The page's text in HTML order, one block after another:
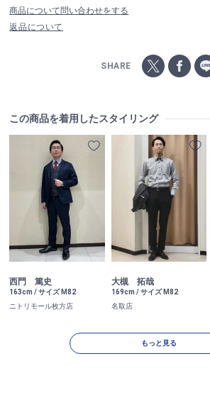
商品について問い合わせをする
返品について
SHARE
この商品を着用したスタイリング
西門 篤史
163cm / サイズ M82
ニトリモール枚方店
大槻 拓哉
169cm / サイズ M82
名取店
もっと見る